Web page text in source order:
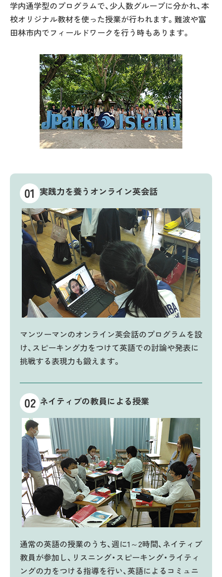
学内通学型のプログラムで、少人数グループに分かれ、本
校オリジナル教材を使った授業が行われます。難波や富
田林市内でフィールドワークを行う時もあります。
01 実践力を養うオンライン英会話
マンツーマンのオンライン英会話のプログラムを設
け、スピーキング力をつけて英語での討論や発表に
挑戦する表現力も鍛えます。
02 ネイティブの教員による授業
通常の英語の授業のうち、週に1～2時間、ネイティブ
教員が参加し、リスニング・スピーキング・ライティ
ングの力をつける指導を行い、英語によるコミュニ